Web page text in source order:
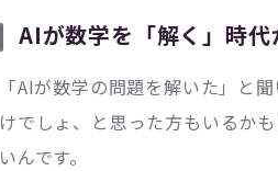
AIが数学を「解く」時代
「AIが数学の問題を解いた」と
けでしょ、と思った方もいるか
いんです。